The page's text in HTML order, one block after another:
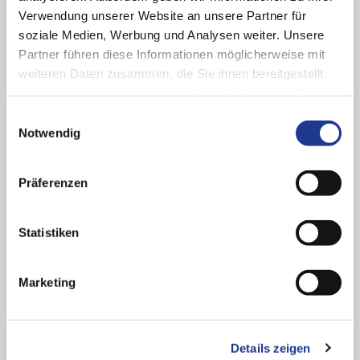
Verwendung unserer Website an unsere Partner für
soziale Medien, Werbung und Analysen weiter. Unsere
Partner führen diese Informationen möglicherweise mit
weiteren Daten zusammen, die Sie ihnen bereitgestellt
Notwendig
Präferenzen
Statistiken
Marketing
Details zeigen